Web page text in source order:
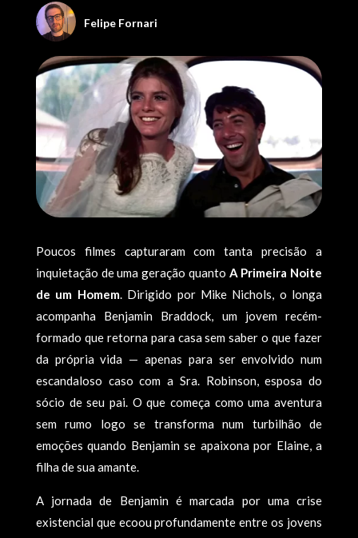
Felipe Fornari
Poucos filmes capturaram com tanta precisão a
inquietação de uma geração quanto A Primeira Noite
de um Homem. Dirigido por Mike Nichols, o longa
acompanha Benjamin Braddock, um jovem recém-
formado que retorna para casa sem saber o que fazer
da própria vida — apenas para ser envolvido num
escandaloso caso com a Sra. Robinson, esposa do
sócio de seu pai. O que começa como uma aventura
sem rumo logo se transforma num turbilhão de
emoções quando Benjamin se apaixona por Elaine, a
filha de sua amante.
A jornada de Benjamin é marcada por uma crise
existencial que ecoou profundamente entre os jovens